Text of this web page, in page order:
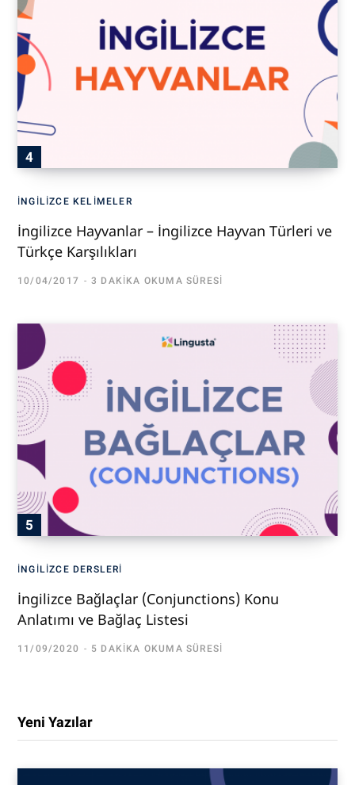
İNGILIZCE KELIMELER
İngilizce Hayvanlar – İngilizce Hayvan Türleri ve
Türkçe Karşılıkları
10/04/2017 3 DAKIKA OKUMA SÜRESI
İNGILIZCE DERSLERI
İngilizce Bağlaçlar (Conjunctions) Konu
Anlatımı ve Bağlaç Listesi
11/09/2020 5 DAKIKA OKUMA SÜRESI
Yeni Yazılar